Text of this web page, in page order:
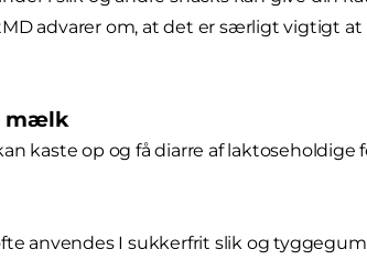
advarer om, at det er særligt vigtigt
mælk
kaste op og få diarre af laktoseholdige
anvendes I sukkerfrit slik og